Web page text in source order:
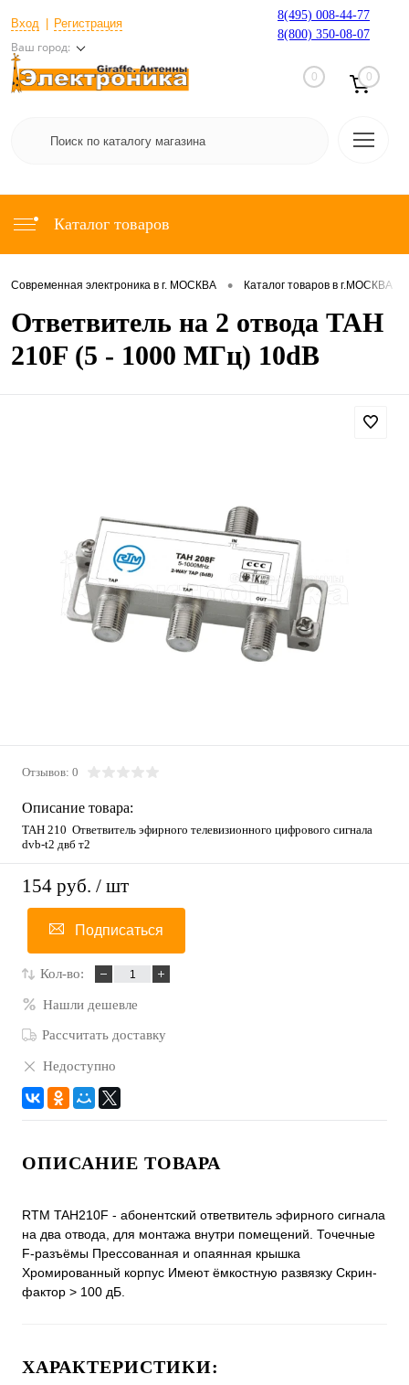
Вход Регистрация
Ваш город:
8(495) 008-44-77
8(800) 350-08-07
0 0
Каталог товаров
Современная электроника в г. МОСКВА • Каталог товаров в г.МОСКВА
Ответвитель на 2 отвода TAH
210F (5 - 1000 МГц) 10dB
Отзывов: 0
Описание товара:
ТАН 210 Ответвитель эфирного телевизионного цифрового сигнала
dvb-t2 двб т2
154 руб. / шт
Подписаться
Кол-во:
Нашли дешевле
Рассчитать доставку
Недоступно
ОПИСАНИЕ ТОВАРА
RTM TAH210F - абонентский ответвитель эфирного сигнала
на два отвода, для монтажа внутри помещений. Точечные
F-разъёмы Прессованная и опаянная крышка
Хромированный корпус Имеют ёмкостную развязку Скрин-
фактор > 100 дБ.
ХАРАКТЕРИСТИКИ: